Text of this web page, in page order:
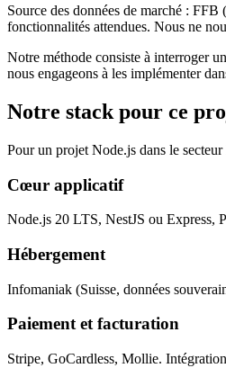
Source des données de marché :
fonctionnalités attendues. Nous ne
Notre méthode consiste à interroger
nous engageons à les implémenter
Notre stack pour ce
Pour un projet Node.js dans le
Cœur applicatif
Node.js 20 LTS, NestJS ou
Hébergement
Infomaniak (Suisse, données
Paiement et facturation
Stripe, GoCardless, Mollie.